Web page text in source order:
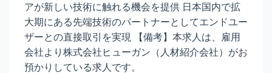
アが新しい技術に触れる機会を提供 日本国内で拡
大期にある先端技術のパートナーとしてエンドユー
ザーとの直接取引を実現 【備考】本求人は、雇用
会社より株式会社ヒューガン（人材紹介会社）がお
預かりしている求人です。